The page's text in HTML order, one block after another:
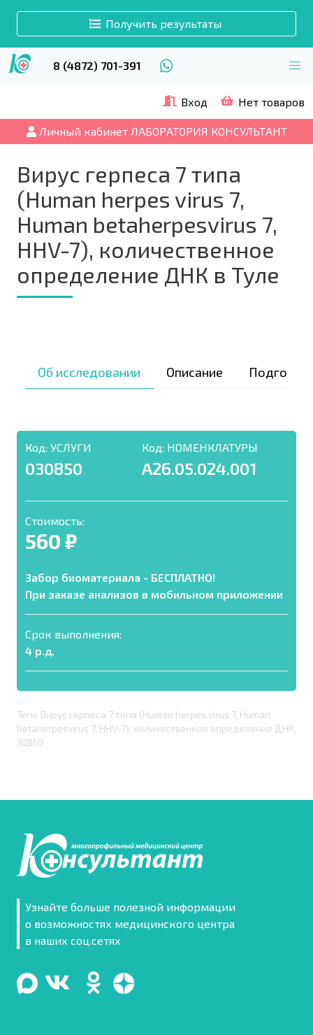
Получить результаты
8 (4872) 701-391
Вход Нет товаров
Личный кабинет ЛАБОРАТОРИЯ КОНСУЛЬТАНТ
Вирус герпеса 7 типа
(Human herpes virus 7,
Human betaherpesvirus 7,
HHV-7), количественное
определение ДНК в Туле
Об исследовании Описание
Код: УСЛУГИ
030850
Код: НОМЕНКЛАТУРЫ
A26.05.024.001
Стоимость:
560 ₽
Забор биоматериала - БЕСПЛАТНО!
При заказе анализов в мобильном приложении
Срок выполнения:
4 р.д.
Теги: Вирус герпеса 7 типа (Human herpes virus 7, Human
betaherpesvirus 7, HHV-7), количественное определение ДНК,
30850
Узнайте больше полезной информации
о возможностях медицинского центра
в наших соц.сетях